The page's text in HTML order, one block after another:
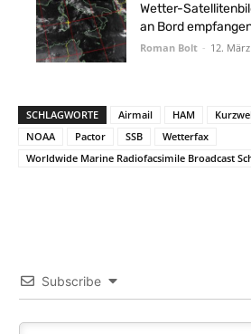
Wetter-
an Bord
Roman Bolt - 12.
SCHLAGWORTE Airmail HAM
NOAA
Pactor SSB
Wetterfax
Worldwide Marine Radiofacsimile Broadcast
Subscribe